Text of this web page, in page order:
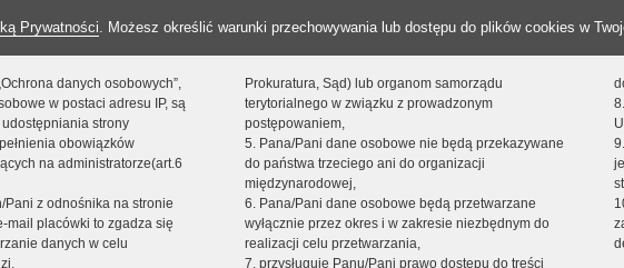
Prywatności. Możesz określić warunki przechowywania lub dostępu do plików cookies w
danych osobowych”,
w postaci adresu IP, są
strony
obowiązków
na administratorze(art.6
Pani z odnośnika na stronie
mail placówki to zgadza się
danych w celu
Prokuratura, Sąd) lub organom samorządu
terytorialnego w związku z prowadzonym
postępowaniem,
5. Pana/Pani dane osobowe nie będą przekazywane
do państwa trzeciego ani do organizacji
międzynarodowej,
6. Pana/Pani dane osobowe będą przetwarzane
wyłącznie przez okres i w zakresie niezbędnym do
realizacji celu przetwarzania,
7. przysługuje Panu/Pani prawo dostępu do treści